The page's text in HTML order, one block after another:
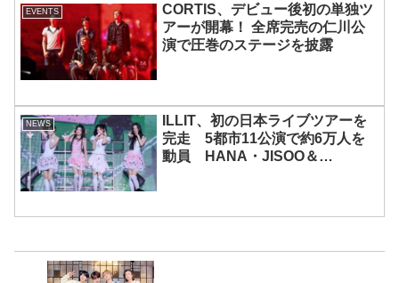
EVENTS
CORTIS、デビュー後初の単独ツ
アーが開幕！ 全席完売の仁川公
演で圧巻のステージを披露
NEWS
ILLIT、初の日本ライブツアーを
完走 5都市11公演で約6万人を
動員 HANA・JISOO＆